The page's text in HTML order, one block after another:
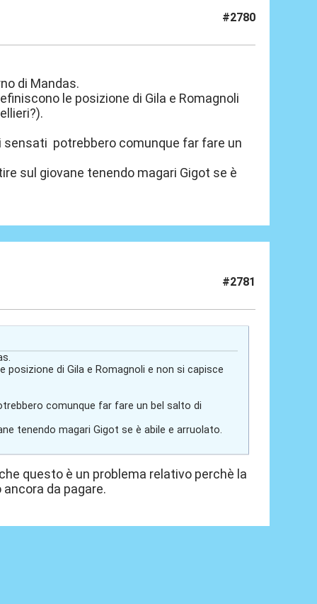
#2780
di Mandas.
le posizione di Gila e Romagnoli
sensati potrebbero comunque far fare un
sul giovane tenendo magari Gigot se è
#2781
di Gila e Romagnoli e non si capisce
comunque far fare un bel salto di
tenendo magari Gigot se è abile e arruolato.
questo è un problema relativo perchè la
da pagare.